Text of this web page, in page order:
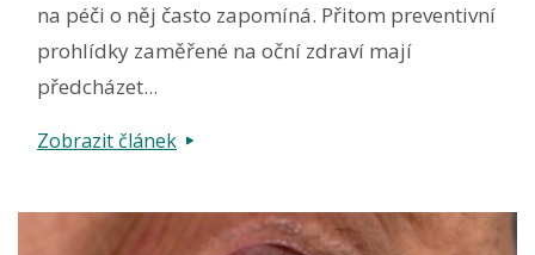
na péči o něj často zapomíná. Přitom preventivní
prohlídky zaměřené na oční zdraví mají
předcházet...
Zobrazit článek